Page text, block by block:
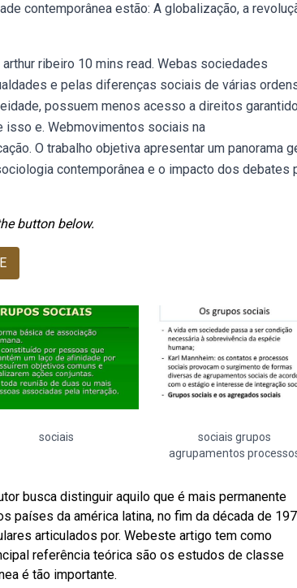
contemporânea estão: A globalização, a
ribeiro 10 mins read. Webas sociedades
e pelas diferenças sociais de várias
possuem menos acesso a direitos
isso e. Webmovimentos sociais na
O trabalho objetiva apresentar um panorama
contemporânea e o impacto dos debates
button below.
sociais
sociais grupos
agrupamentos
busca distinguir aquilo que é mais permanente
países da américa latina, no fim da década de
articulados por. Webeste artigo tem como
referência teórica são os estudos de classe
é tão importante.